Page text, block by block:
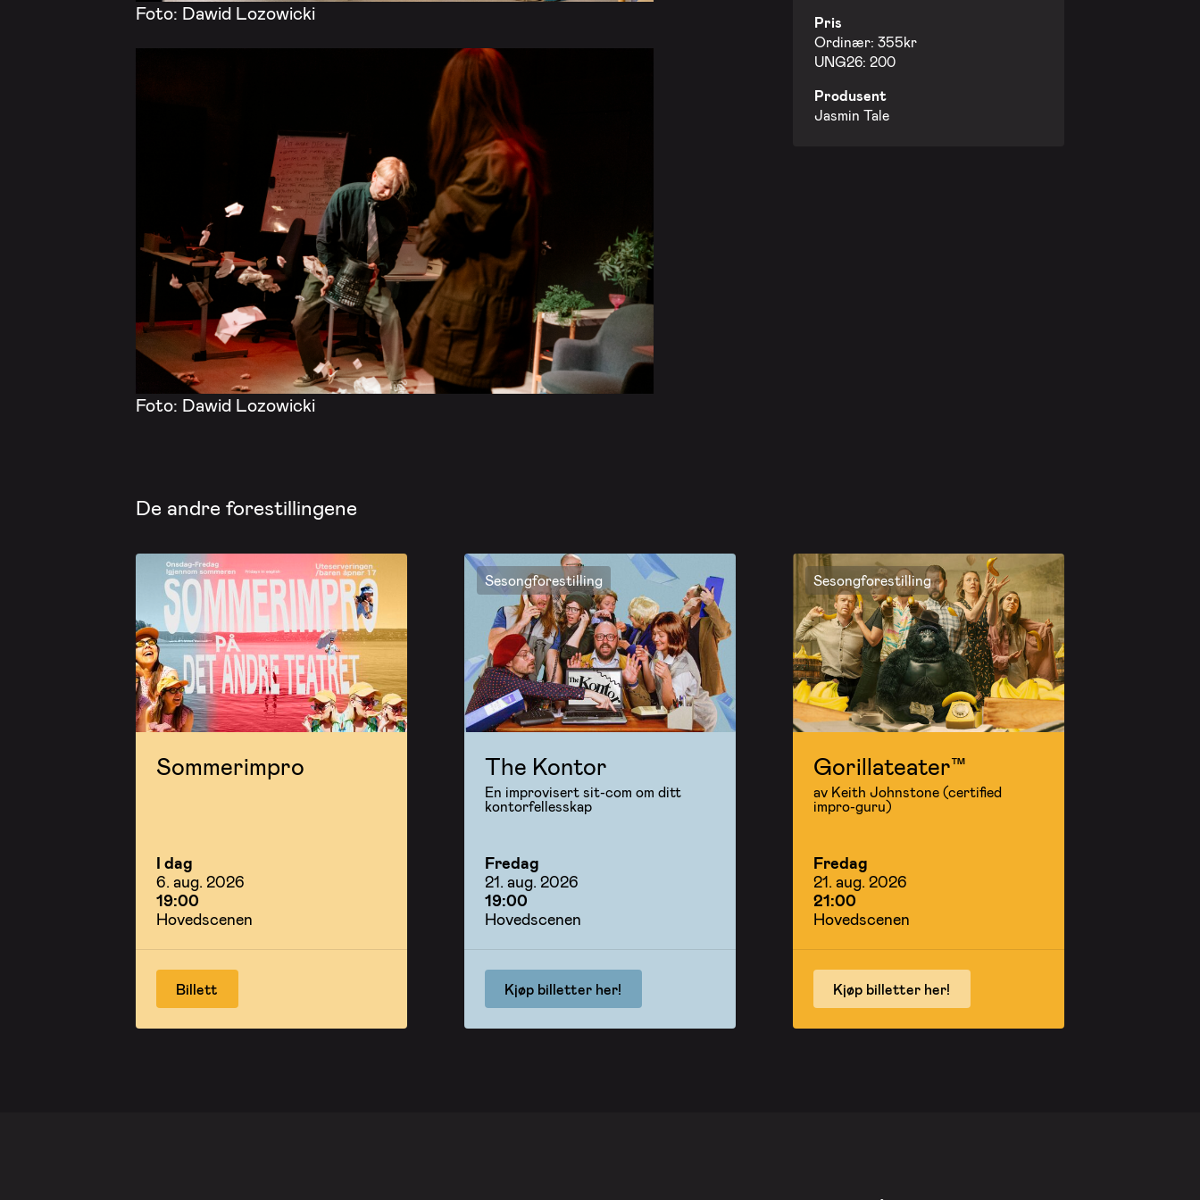
Foto: Dawid Lozowicki
Foto: Dawid Lozowicki
Pris
Ordinær: 355kr
UNG26: 200
Produsent
Jasmin Tale
De andre forestillingene
Sommerimpro
I dag
6. aug. 2026
19:00
Hovedscenen
Billett
Sesongforestilling
The Kontor
En improvisert sit-com om ditt
kontorfellesskap
Fredag
21. aug. 2026
19:00
Hovedscenen
Kjøp billetter her!
Sesongforestilling
Gorillateater™
av Keith Johnstone (certified
impro-guru)
Fredag
21. aug. 2026
21:00
Hovedscenen
Kjøp billetter her!